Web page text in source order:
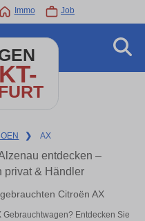
Immo Job
❯ AX
entdecken –
privat & Händler
Citroën AX
Entdecken Sie